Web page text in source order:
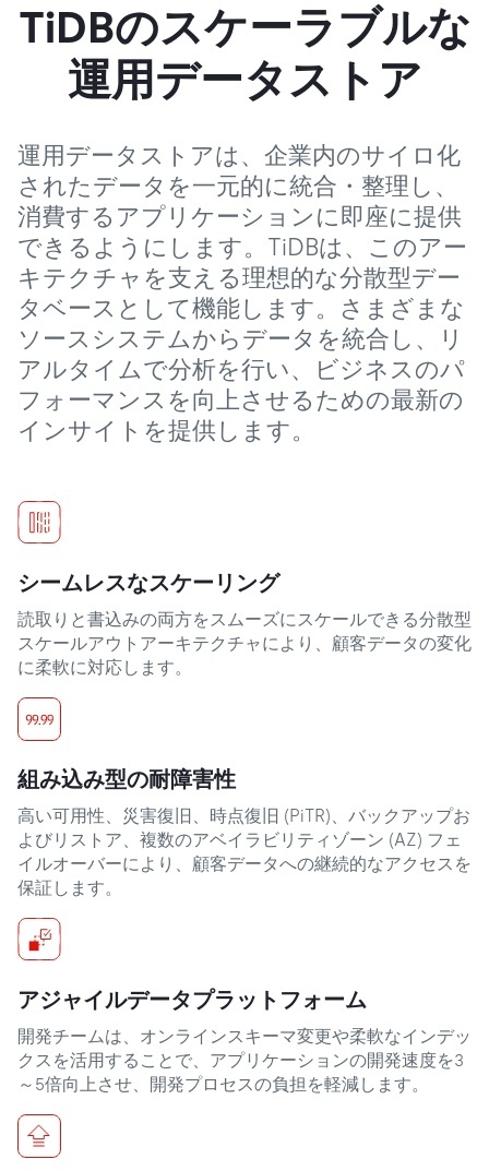
TiDBのスケーラブルな
運用データストア
運用データストアは、企業内のサイロ化
されたデータを一元的に統合・整理し、
消費するアプリケーションに即座に提供
できるようにします。TiDBは、このアー
キテクチャを支える理想的な分散型デー
タベースとして機能します。さまざまな
ソースシステムからデータを統合し、リ
アルタイムで分析を行い、ビジネスのパ
フォーマンスを向上させるための最新の
インサイトを提供します。
シームレスなスケーリング
読取りと書込みの両方をスムーズにスケールできる分散型
スケールアウトアーキテクチャにより、顧客データの変化
に柔軟に対応します。
組み込み型の耐障害性
高い可用性、災害復旧、時点復旧 (PiTR)、バックアップお
よびリストア、複数のアベイラビリティゾーン (AZ) フェ
イルオーバーにより、顧客データへの継続的なアクセスを
保証します。
アジャイルデータプラットフォーム
開発チームは、オンラインスキーマ変更や柔軟なインデッ
クスを活用することで、アプリケーションの開発速度を3
～5倍向上させ、開発プロセスの負担を軽減します。